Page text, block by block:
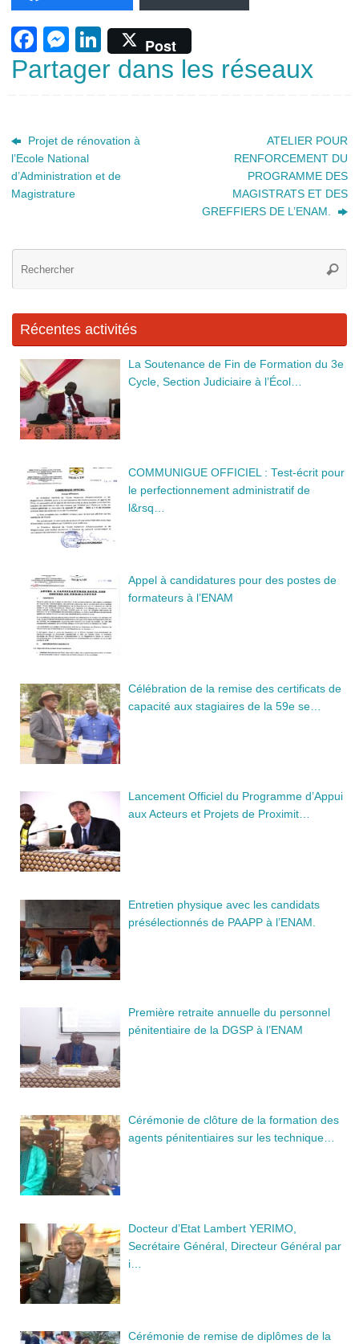
F
a
b
o
o
M
e
ss
n
g
er
Li
n
dI
n
Post
Partager dans les réseaux
Projet de rénovation à
l’Ecole National
d’Administration et de
Magistrature
ATELIER POUR
RENFORCEMENT DU
PROGRAMME DES
MAGISTRATS ET DES
GREFFIERS DE L’ENAM.
Récentes activités
La Soutenance de Fin de Formation du 3e
Cycle, Section Judiciaire à l’Écol…
COMMUNIGUE OFFICIEL : Test-écrit pour
le perfectionnement administratif de
l&rsq…
Appel à candidatures pour des postes de
formateurs à l’ENAM
Célébration de la remise des certificats de
capacité aux stagiaires de la 59e se…
Lancement Officiel du Programme d’Appui
aux Acteurs et Projets de Proximit…
Entretien physique avec les candidats
présélectionnés de PAAPP à l’ENAM.
Première retraite annuelle du personnel
pénitentiaire de la DGSP à l’ENAM
Cérémonie de clôture de la formation des
agents pénitentiaires sur les technique…
Docteur d’Etat Lambert YERIMO,
Secrétaire Général, Directeur Général par
i…
Cérémonie de remise de diplômes de la